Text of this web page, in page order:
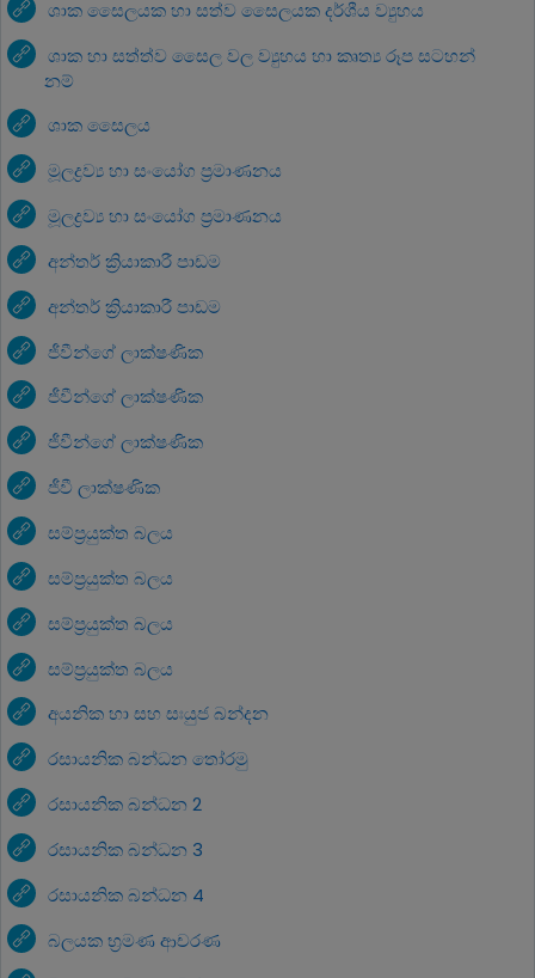
ශාක සෛලයක හා සත්ව සෛලයක දර්ශීය ව්‍යුහය
ශාක හා සත්ත්ව සෛල වල ව්‍යුහය හා කෘත්‍ය රූප සටහන්
නම්
ශාක සෛලය
මූලද්‍රව්‍ය හා සංයෝග ප්‍රමාණනය
මූලද්‍රව්‍ය හා සංයෝග ප්‍රමාණනය
අන්තර් ක්‍රියාකාරී පාඩම
අන්තර් ක්‍රියාකාරී පාඩම
ජීවීන්ගේ ලාක්ෂණික
ජීවීන්ගේ ලාක්ෂණික
ජීවීන්ගේ ලාක්ෂණික
ජීවී ලාක්ෂණික
සම්ප්‍රයුක්ත බලය
සම්ප්‍රයුක්ත බලය
සම්ප්‍රයුක්ත බලය
සම්ප්‍රයුක්ත බලය
අයනික හා සහ සඃයුජ බන්දන
රසායනික බන්ධන තෝරමු
රසායනික බන්ධන 2
රසායනික බන්ධන 3
රසායනික බන්ධන 4
බලයක භ්‍රමණ ආචරණ